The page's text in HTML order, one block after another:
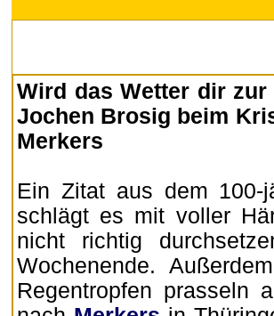
Wird das Wetter dir zur
Jochen Brosig beim
Merkers
Ein Zitat aus dem 100-
schlägt es mit voller
nicht richtig
Wochenende.
Regentropfen prasseln